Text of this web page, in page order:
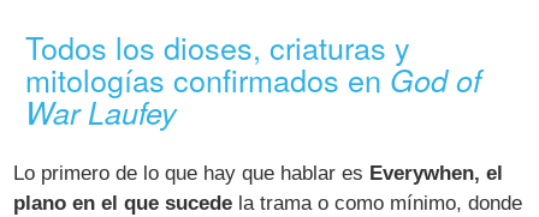
Todos los dioses, criaturas y
mitologías confirmados en God of
War Laufey
Lo primero de lo que hay que hablar es Everywhen, el
plano en el que sucede la trama o como mínimo, donde